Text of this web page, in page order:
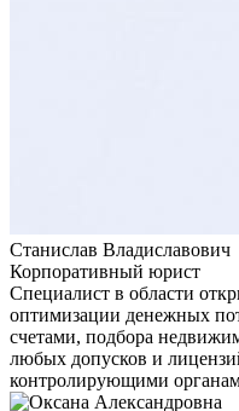
Станислав Владиславович
Корпоративный юрист
Специалист в области
оптимизации денежных
счетами, подбора
любых допусков и
контролирующими